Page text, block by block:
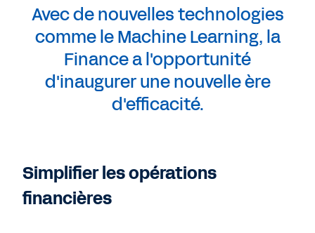
Avec de nouvelles technologies
comme le Machine Learning, la
Finance a l'opportunité
d'inaugurer une nouvelle ère
d'efficacité.
Simplifier les opérations
financières